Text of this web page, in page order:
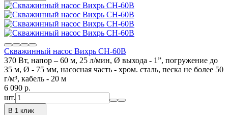
Скважинный насос Вихрь СН-60B
370 Вт, напор – 60 м, 25 л/мин, Ø выхода - 1”, погружение до
35 м, Ø - 75 мм, насосная часть - хром. сталь, песка не более 50
г/м³, кабель - 20 м
6 090 p.
шт.
В 1 клик